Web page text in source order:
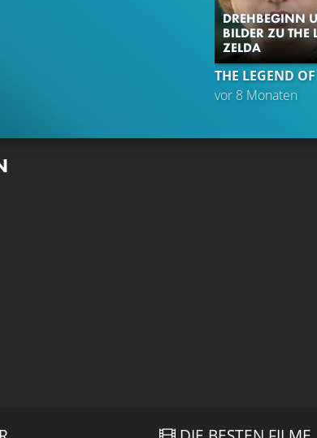
DREHBEGINN
BILDER ZU THE
ZELDA
THE LEGEND
vor 8 Monaten